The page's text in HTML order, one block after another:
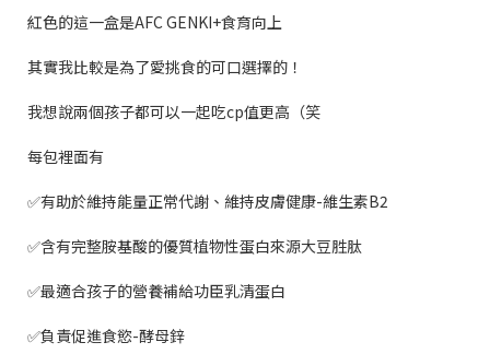
紅色的這一盒是AFC GENKI+食育向上
其實我比較是為了愛挑食的可口選擇的！
我想說兩個孩子都可以一起吃cp值更高（笑
每包裡面有
✅有助於維持能量正常代謝、維持皮膚健康-維生素B2
✅含有完整胺基酸的優質植物性蛋白來源大豆胜肽
✅最適合孩子的營養補給功臣乳清蛋白
✅負責促進食慾-酵母鋅